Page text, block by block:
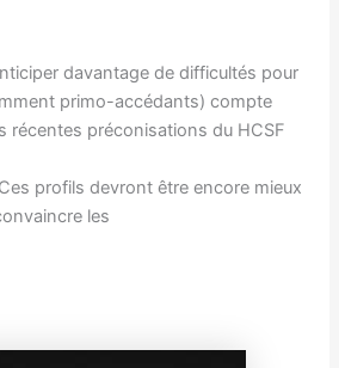
davantage de difficultés pour
primo-accédants) compte
récentes préconisations du HCSF
profils devront être encore mieux
les